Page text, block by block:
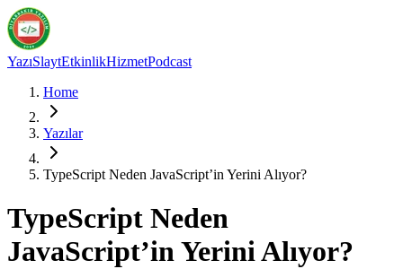
YazıSlaytEtkinlikHizmetPodcast
Home
Yazılar
TypeScript Neden JavaScript’in Yerini Alıyor?
TypeScript Neden
JavaScript’in Yerini Alıyor?